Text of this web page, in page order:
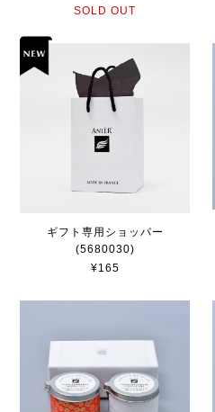
SOLD OUT
ギフト専用ショッパー
(5680030)
¥165